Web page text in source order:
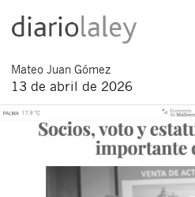
Mateo Juan Gómez
13 de abril de 2026